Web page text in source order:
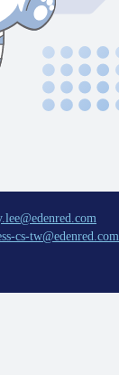
cs-tw@edenred.com